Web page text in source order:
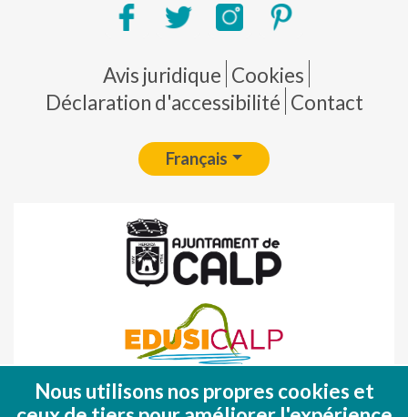
Pie de página
Avis juridique Cookies
Déclaration d'accessibilité Contact
Français
Fondo Europeo de Desarrollo Regional
Nous utilisons nos propres cookies et